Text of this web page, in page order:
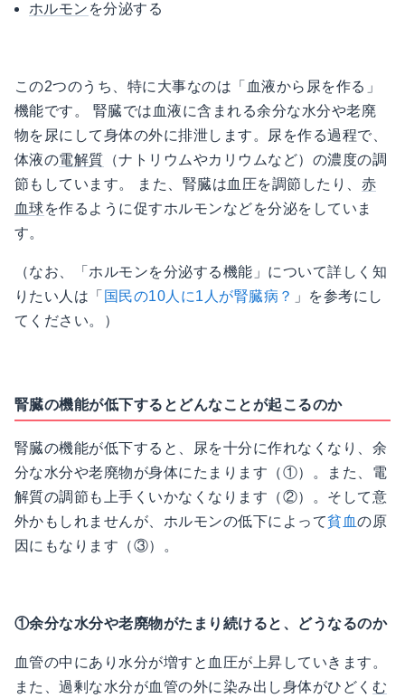
ホルモン を分泌する
この2つのうち、特に大事なのは「血液から尿を作る」
機能です。 腎臓では血液に含まれる余分な水分や老廃
物を尿にして身体の外に排泄します。尿を作る過程で、
体液の電解質 （ナトリウムやカリウムなど）の濃度の調
節もしています。 また、腎臓は血圧を調節したり、 赤
血球を作るように促すホルモンなどを分泌をしていま
す。
（なお、「ホルモンを分泌する機能」について詳しく知
りたい人は「 国民の10人に1人が腎臓病？ 」を参考にし
てください。）
腎臓の機能が低下するとどんなことが起こるのか
腎臓の機能が低下すると、尿を十分に作れなくなり、余
分な水分や老廃物が身体にたまります（①）。また、電
解質の調節も上手くいかなくなります（②）。そして意
外かもしれませんが、ホルモンの低下によって貧血の原
因にもなります（③）。
①余分な水分や老廃物がたまり続けると、どうなるのか
血管の中にあり水分が増すと血圧が上昇していきます。
また、過剰な水分が血管の外に染み出し身体がひどく む